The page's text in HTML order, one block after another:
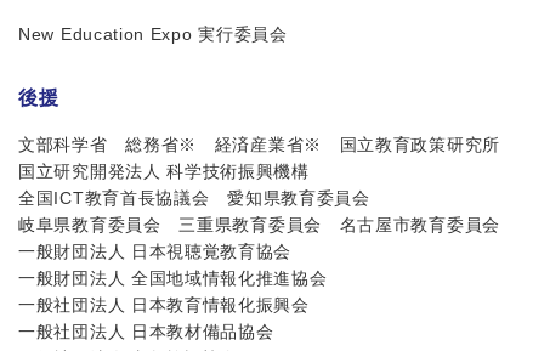
New Education Expo 実行委員会
後援
文部科学省総務省※ 経済産業省※
国立教育政策研究所
国立研究開発法人 科学技術振興機構
全国ICT教育首長協議会愛知県教育委員会
岐阜県教育委員会 三重県教育委員会 名古屋市教育委員会
一般財団法人 日本視聴覚教育協会
一般財団法人 全国地域情報化推進協会
一般社団法人 日本教育情報化振興会
一般社団法人 日本教材備品協会